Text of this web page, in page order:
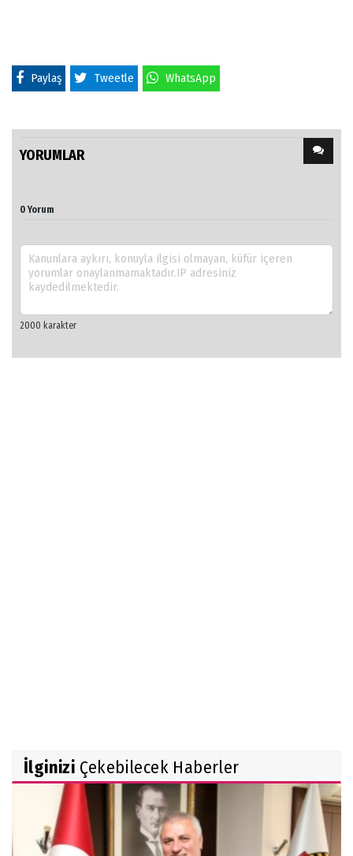
Paylaş Tweetle WhatsApp
YORUMLAR
0 Yorum
İlginizi Çekebilecek Haberler